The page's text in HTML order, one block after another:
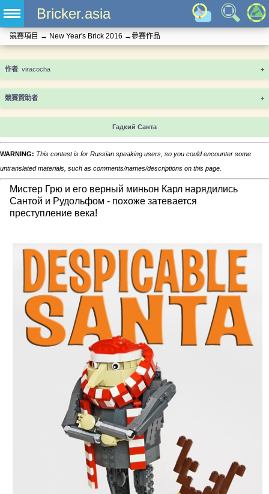
Bricker.asia
競賽項目 → New Year's Brick 2016 →參賽作品
+
競賽贊助者 +
Гадкий Санта
WARNING: This contest is for Russian speaking users, so you could encounter some
untranslated materials, such as comments/names/descriptions on this page.
Мистер Грю и его верный миньон Карл нарядились
Сантой и Рудольфом - похоже затевается
преступление века!